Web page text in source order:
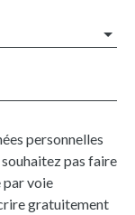
personnelles
pas faire
voie
gratuitement